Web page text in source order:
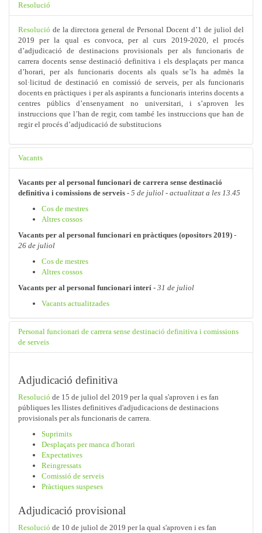
Resolució
Resolució de la directora general de Personal Docent d’1 de juliol del
2019 per la qual es convoca, per al curs 2019-2020, el procés
d’adjudicació de destinacions provisionals per als funcionaris de
carrera docents sense destinació definitiva i els desplaçats per manca
d’horari, per als funcionaris docents als quals se’ls ha admès la
sol·licitud de destinació en comissió de serveis, per als funcionaris
docents en pràctiques i per als aspirants a funcionaris interins docents a
centres públics d’ensenyament no universitari, i s’aproven les
instruccions que l’han de regir, com també les instruccions que han de
regir el procés d’adjudicació de substitucions
Vacants
Vacants per al personal funcionari de carrera sense destinació
definitiva i comissions de serveis - 5 de juliol - actualitzat a les 13.45
Cos de mestres
Altres cossos
Vacants per al personal funcionari en pràctiques (opositors 2019) -
26 de juliol
Cos de mestres
Altres cossos
Vacants per al personal funcionari interí - 31 de juliol
Vacants actualitzades
Personal funcionari de carrera sense destinació definitiva i comissions
de serveis
Adjudicació definitiva
Resolució de 15 de juliol del 2019 per la qual s'aproven i es fan
públiques les llistes definitives d'adjudicacions de destinacions
provisionals per als funcionaris de carrera.
Suprimits
Desplaçats per manca d'horari
Expectatives
Reingressats
Comissió de serveis
Pràctiques suspeses
Adjudicació provisional
Resolució de 10 de juliol de 2019 per la qual s'aproven i es fan